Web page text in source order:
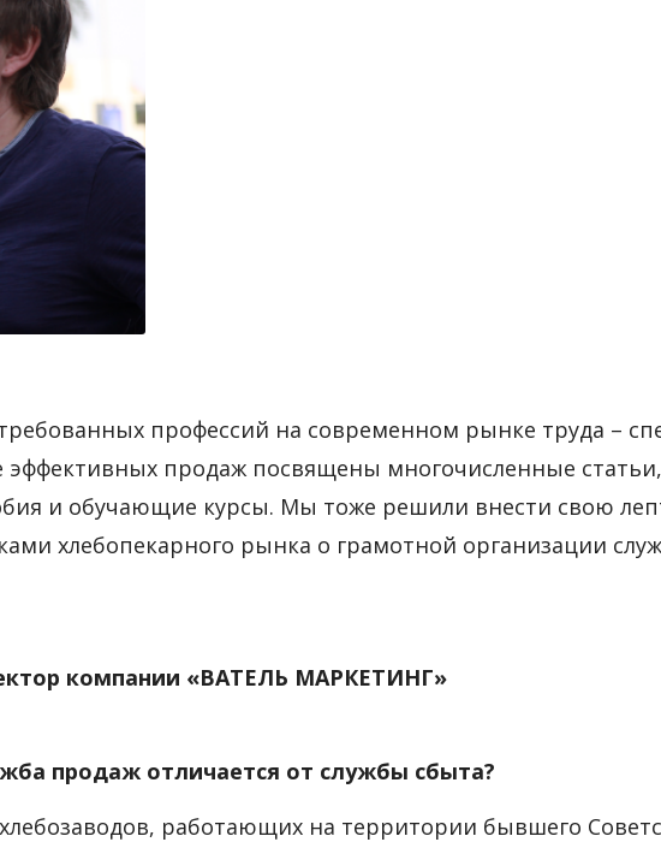
профессий на современном рынке труда –
эффективных продаж посвящены многочисленные
и обучающие курсы. Мы тоже решили внести свою
хлебопекарного рынка о грамотной организации
компании «ВАТЕЛЬ МАРКЕТИНГ»
продаж отличается от службы сбыта?
работающих на территории бывшего